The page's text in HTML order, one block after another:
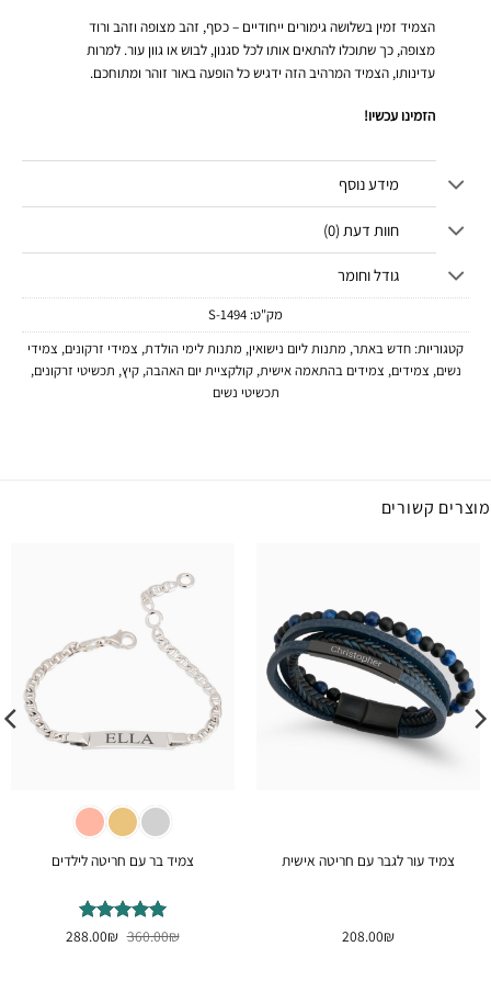
הצמיד זמין בשלושה גימורים ייחודיים – כסף, זהב מצופה וזהב ורוד
מצופה, כך שתוכלו להתאים אותו לכל סגנון, לבוש או גוון עור. למרות
עדינותו, הצמיד המרהיב הזה ידגיש כל הופעה באור זוהר ומתוחכם.
הזמינו עכשיו!
מידע נוסף
חוות דעת (0)
גודל וחומר
מק"ט: 1494-S
קטגוריות: חדש באתר, מתנות ליום נישואין, מתנות לימי הולדת, צמידי זרקונים, צמידי
נשים, צמידים, צמידים בהתאמה אישית,קולקציית יום האהבה,קיץ, תכשיטי זרקונים,
תכשיטי נשים
מוצרים קשורים
צמיד עור לגבר עם חריטה אישית
208.00₪
צמיד בר עם חריטה לילדים
דורג5 מתוך 360.00₪ המחיר
288.00₪ המחיר